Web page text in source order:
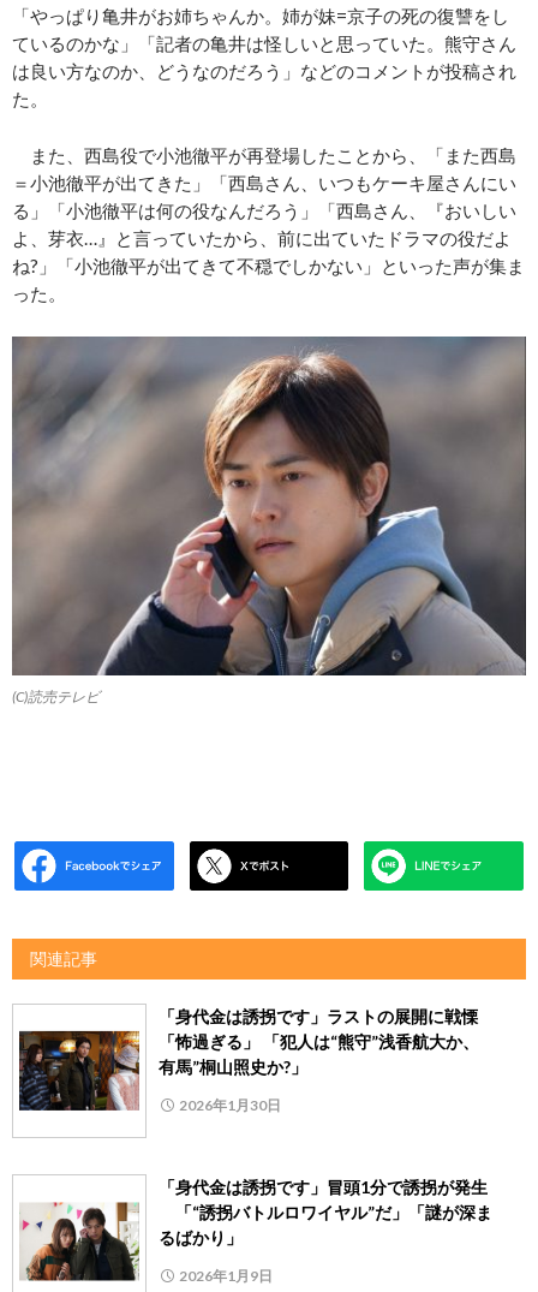
「やっぱり亀井がお姉ちゃんか。姉が妹=京子の死の復讐をし
ているのかな」「記者の亀井は怪しいと思っていた。熊守さん
は良い方なのか、どうなのだろう」などのコメントが投稿され
た。
また、西島役で小池徹平が再登場したことから、「また西島
＝小池徹平が出てきた」「西島さん、いつもケーキ屋さんにい
る」「小池徹平は何の役なんだろう」「西島さん、『おいしい
よ、芽衣…』と言っていたから、前に出ていたドラマの役だよ
ね?」「小池徹平が出てきて不穏でしかない」といった声が集ま
った。
(C)読売テレビ
関連記事
「身代金は誘拐です」ラストの展開に戦慄
「怖過ぎる」 「犯人は“熊守”浅香航大か、
有馬”桐山照史か?」
2026年1月30日
「身代金は誘拐です」冒頭1分で誘拐が発生
「“誘拐バトルロワイヤル”だ」「謎が深ま
るばかり」
2026年1月9日